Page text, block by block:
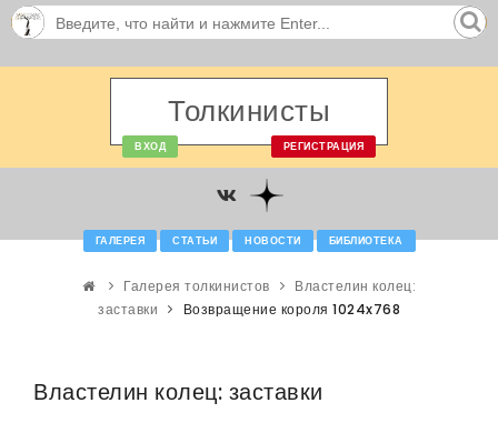
Толкинисты
ВХОД РЕГИСТРАЦИЯ
ГАЛЕРЕЯ СТАТЬИ НОВОСТИ БИБЛИОТЕКА
Галерея толкинистов
Властелин колец:
заставки
Возвращение короля 1024x768
Властелин колец: заставки